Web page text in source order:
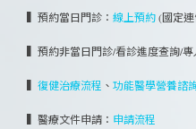
▍預約當日門診： 線上預約(國定
▍預約非當日門診/看診進度查詢/專
▍ 復健治療流程 、 功能醫學營養諮
▍醫療文件申請： 申請流程